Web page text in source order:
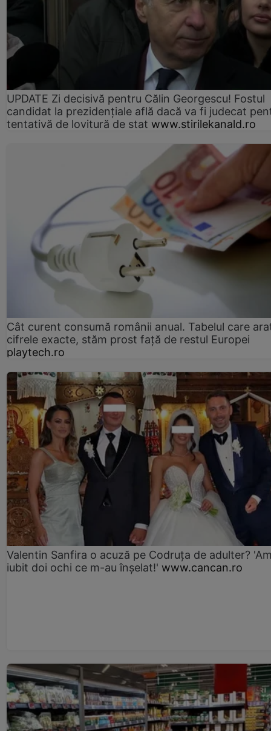
UPDATE Zi decisivă pentru Călin Georgescu! Fostul
candidat la prezidențiale află dacă va fi judecat
tentativă de lovitură de stat www.stirilekanald.ro
Cât curent consumă românii anual. Tabelul care
cifrele exacte, stăm prost faţă de restul Europei
playtech.ro
Valentin Sanfira o acuză pe Codruța de adulter?
iubit doi ochi ce m-au înșelat!' www.cancan.ro